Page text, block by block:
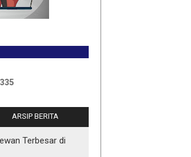
ARSIP BERITA
Terbesar di